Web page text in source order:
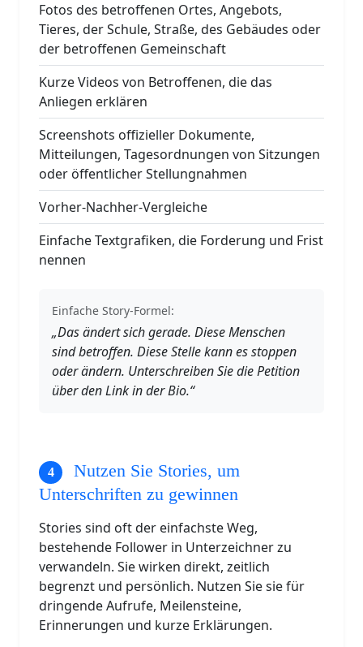
Fotos des betroffenen Ortes, Angebots,
Tieres, der Schule, Straße, des Gebäudes oder
der betroffenen Gemeinschaft
Kurze Videos von Betroffenen, die das
Anliegen erklären
Screenshots offizieller Dokumente,
Mitteilungen, Tagesordnungen von Sitzungen
oder öffentlicher Stellungnahmen
Vorher-Nachher-Vergleiche
Einfache Textgrafiken, die Forderung und Frist
nennen
Einfache Story-Formel:
„Das ändert sich gerade. Diese Menschen
sind betroffen. Diese Stelle kann es stoppen
oder ändern. Unterschreiben Sie die Petition
über den Link in der Bio.“
Nutzen Sie Stories, um
Unterschriften zu gewinnen
Stories sind oft der einfachste Weg,
bestehende Follower in Unterzeichner zu
verwandeln. Sie wirken direkt, zeitlich
begrenzt und persönlich. Nutzen Sie sie für
dringende Aufrufe, Meilensteine,
Erinnerungen und kurze Erklärungen.